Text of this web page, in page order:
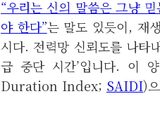
“우리는 신의 말씀은 그냥
야 한다”는 말도 있듯이, 재
시다. 전력망 신뢰도를 나타
급 중단 시간’입니다. 이
Duration Index; SAIDI)